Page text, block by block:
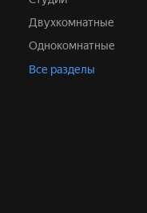
Двухкомнатные
Однокомнатные
Все разделы